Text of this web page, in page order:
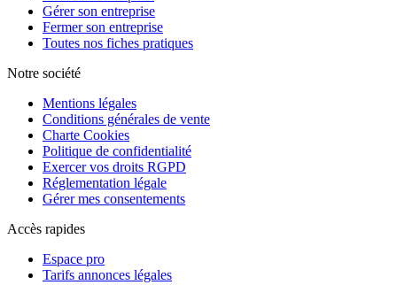
Gérer son entreprise
Fermer son entreprise
Toutes nos fiches pratiques
Notre société
Mentions légales
Conditions générales de vente
Charte Cookies
Politique de confidentialité
Exercer vos droits RGPD
Réglementation légale
Gérer mes consentements
Accès rapides
Espace pro
Tarifs annonces légales